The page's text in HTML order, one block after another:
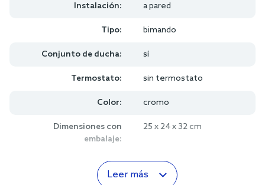
Instalación: a pared
Tipo: bimando
Conjunto de ducha: sí
Termostato: sin termostato
Color: cromo
Dimensiones con
embalaje:
25 x 24 x 32 cm
Leer más